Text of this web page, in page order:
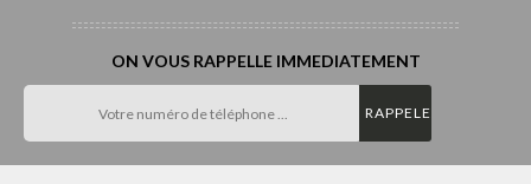
ON VOUS RAPPELLE IMMEDIATEMENT